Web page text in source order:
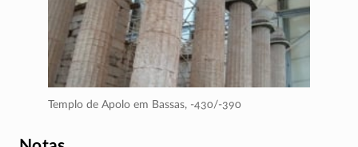
Templo de Apolo em Bassas, -430/-390